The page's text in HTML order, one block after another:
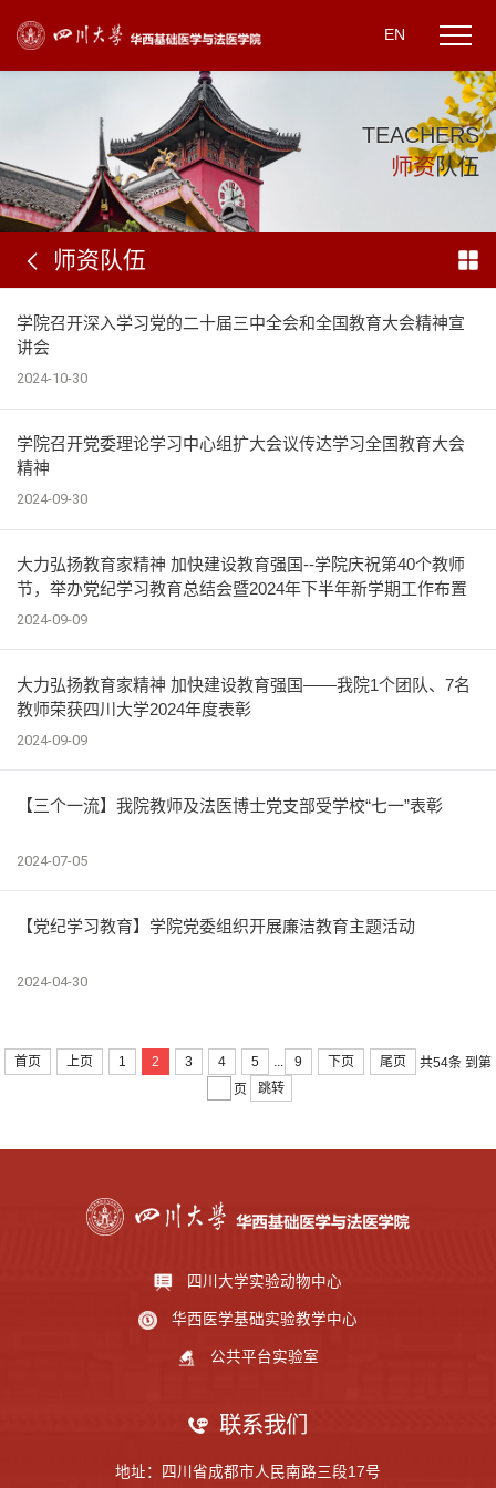
EN
TEACHERS
师资队伍
师资队伍
学院召开深入学习党的二十届三中全会和全国教育大会精神宣
讲会
2024-10-30
学院召开党委理论学习中心组扩大会议传达学习全国教育大会
精神
2024-09-30
大力弘扬教育家精神 加快建设教育强国--学院庆祝第40个教师
节，举办党纪学习教育总结会暨2024年下半年新学期工作布置
会
2024-09-09
大力弘扬教育家精神 加快建设教育强国——我院1个团队、7名
教师荣获四川大学2024年度表彰
2024-09-09
【三个一流】我院教师及法医博士党支部受学校“七一”表彰
2024-07-05
【党纪学习教育】学院党委组织开展廉洁教育主题活动
2024-04-30
首页 上页 1 2 3 4 5 9 下页 尾页 共54条 到第
页
跳转
四川大学实验动物中心
华西医学基础实验教学中心
公共平台实验室
联系我们
地址：四川省成都市人民南路三段17号